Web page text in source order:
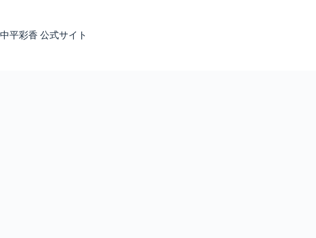
テ
ン
中平彩香 公式サイト